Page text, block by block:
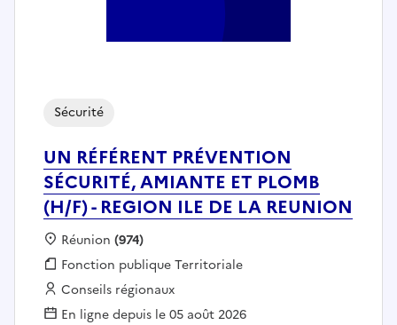
UN RÉFÉRENT PRÉVENTION
SÉCURITÉ, AMIANTE ET PLOMB
(H/F) - REGION ILE DE LA REUNION
Sécurité
Localisation :
Réunion (974)
Fonction publique :
Fonction publique Territoriale
Employeur :
Conseils régionaux
En ligne depuis le 05 août 2026